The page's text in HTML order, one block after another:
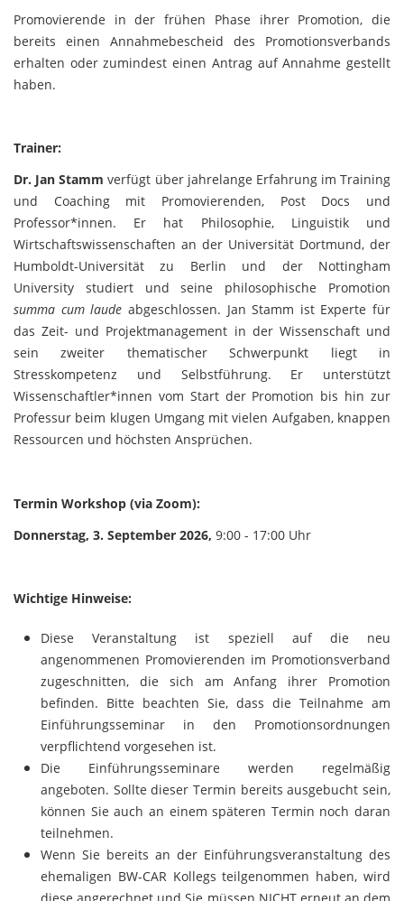
Promovierende in der frühen Phase ihrer Promotion, die
bereits einen Annahmebescheid des Promotionsverbands
erhalten oder zumindest einen Antrag auf Annahme gestellt
haben.
Trainer:
Dr. Jan Stamm verfügt über jahrelange Erfahrung im Training
und Coaching mit Promovierenden, Post Docs und
Professor*innen. Er hat Philosophie, Linguistik und
Wirtschaftswissenschaften an der Universität Dortmund, der
Humboldt-Universität zu Berlin und der Nottingham
University studiert und seine philosophische Promotion
summa cum laude abgeschlossen. Jan Stamm ist Experte für
das Zeit- und Projektmanagement in der Wissenschaft und
sein zweiter thematischer Schwerpunkt liegt in
Stresskompetenz und Selbstführung. Er unterstützt
Wissenschaftler*innen vom Start der Promotion bis hin zur
Professur beim klugen Umgang mit vielen Aufgaben, knappen
Ressourcen und höchsten Ansprüchen.
Termin Workshop (via Zoom):
Donnerstag, 3. September 2026, 9:00 - 17:00 Uhr
Wichtige Hinweise:
Diese Veranstaltung ist speziell auf die neu
angenommenen Promovierenden im Promotionsverband
zugeschnitten, die sich am Anfang ihrer Promotion
befinden. Bitte beachten Sie, dass die Teilnahme am
Einführungsseminar in den Promotionsordnungen
verpflichtend vorgesehen ist.
Die Einführungsseminare werden regelmäßig
angeboten. Sollte dieser Termin bereits ausgebucht sein,
können Sie auch an einem späteren Termin noch daran
teilnehmen.
Wenn Sie bereits an der Einführungsveranstaltung des
ehemaligen BW-CAR Kollegs teilgenommen haben, wird